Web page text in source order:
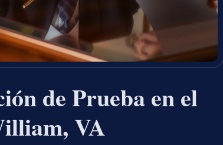
de Prueba en el
VA